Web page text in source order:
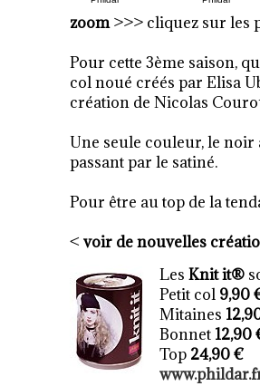
zoom>>> cliquez sur les
Pour cette 3ème saison,
col noué créés par Elisa
création de Nicolas
Une seule couleur, le noir
passant par le satiné.
Pour être au top de la
< voir de nouvelles
Les Knit it®
Petit col 9,90
Mitaines
Bonnet 12,90
Top 24,90 €